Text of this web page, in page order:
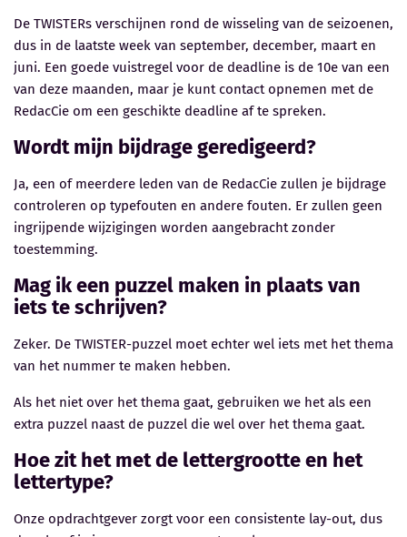
De TWISTERs verschijnen rond de wisseling van de seizoenen,
dus in de laatste week van september, december, maart en
juni. Een goede vuistregel voor de deadline is de 10e van een
van deze maanden, maar je kunt contact opnemen met de
RedacCie om een ​​geschikte deadline af te spreken.
Wordt mijn bijdrage geredigeerd?
Ja, een of meerdere leden van de RedacCie zullen je bijdrage
controleren op typefouten en andere fouten. Er zullen geen
ingrijpende wijzigingen worden aangebracht zonder
toestemming.
Mag ik een puzzel maken in plaats van
iets te schrijven?
Zeker. De TWISTER-puzzel moet echter wel iets met het thema
van het nummer te maken hebben.
Als het niet over het thema gaat, gebruiken we het als een
extra puzzel naast de puzzel die wel over het thema gaat.
Hoe zit het met de lettergrootte en het
lettertype?
Onze opdrachtgever zorgt voor een consistente lay-out, dus